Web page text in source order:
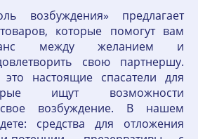
возбуждения» предлагает
которые помогут вам
между желанием и
свою партнершу.
настоящие спасатели для
ищут возможности
свое возбуждение. В нашем
средства для отложения